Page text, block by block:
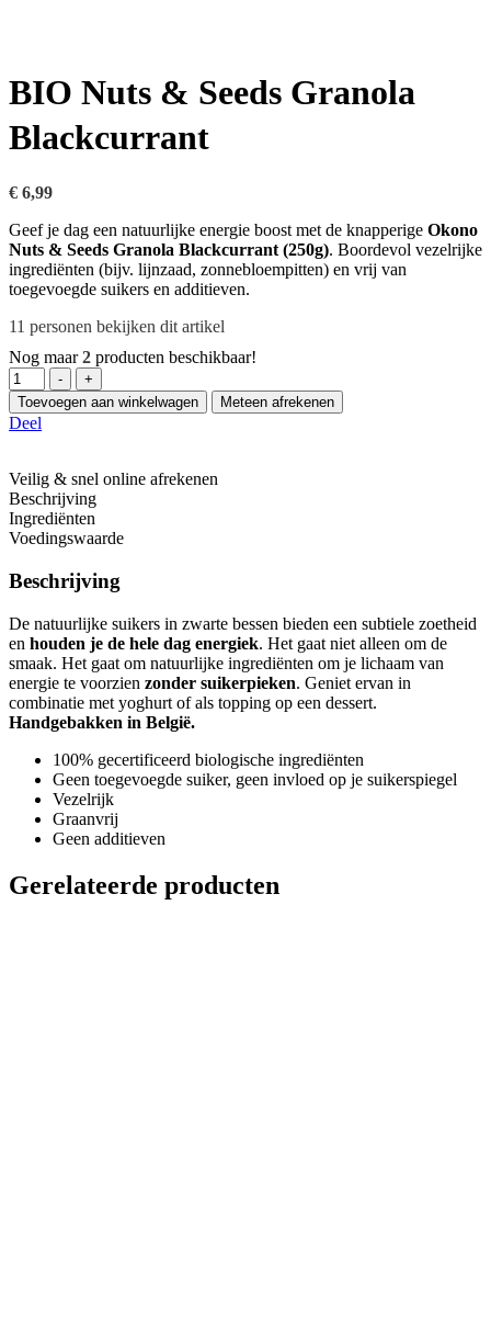
BIO Nuts & Seeds Granola
Blackcurrant
€ 6,99
Geef je dag een natuurlijke energie boost met de knapperige Okono
Nuts & Seeds Granola Blackcurrant (250g). Boordevol vezelrijke
ingrediënten (bijv. lijnzaad, zonnebloempitten) en vrij van
toegevoegde suikers en additieven.
11 personen bekijken dit artikel
Nog maar2 producten beschikbaar!
Hoeveelheid
-
+
Toevoegen aan winkelwagen
Meteen afrekenen
Deel
Veilig & snel online afrekenen
Beschrijving
Ingrediënten
Voedingswaarde
Beschrijving
De natuurlijke suikers in zwarte bessen bieden een subtiele zoetheid
en houden je de hele dag energiek. Het gaat niet alleen om de
smaak. Het gaat om natuurlijke ingrediënten om je lichaam van
energie te voorzien zonder suikerpieken. Geniet ervan in
combinatie met yoghurt of als topping op een dessert.
Handgebakken in België.
100% gecertificeerd biologische ingrediënten
Geen toegevoegde suiker, geen invloed op je suikerspiegel
Vezelrijk
Graanvrij
Geen additieven
Gerelateerde producten